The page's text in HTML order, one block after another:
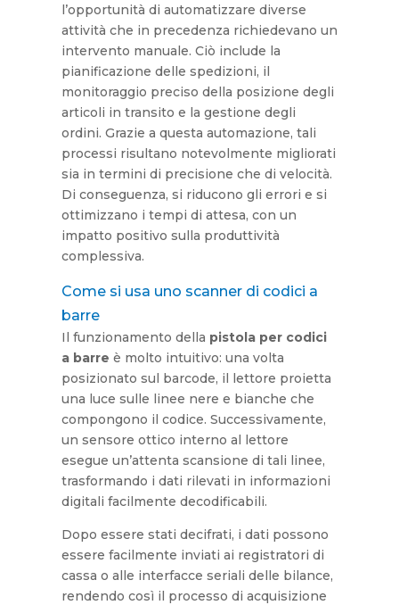
l’opportunità di automatizzare diverse
attività che in precedenza richiedevano un
intervento manuale. Ciò include la
pianificazione delle spedizioni, il
monitoraggio preciso della posizione degli
articoli in transito e la gestione degli
ordini. Grazie a questa automazione, tali
processi risultano notevolmente migliorati
sia in termini di precisione che di velocità.
Di conseguenza, si riducono gli errori e si
ottimizzano i tempi di attesa, con un
impatto positivo sulla produttività
complessiva.
Come si usa uno scanner di codici a
barre
Il funzionamento della pistola per codici
a barre è molto intuitivo: una volta
posizionato sul barcode, il lettore proietta
una luce sulle linee nere e bianche che
compongono il codice. Successivamente,
un sensore ottico interno al lettore
esegue un’attenta scansione di tali linee,
trasformando i dati rilevati in informazioni
digitali facilmente decodificabili.
Dopo essere stati decifrati, i dati possono
essere facilmente inviati ai registratori di
cassa o alle interfacce seriali delle bilance,
rendendo così il processo di acquisizione